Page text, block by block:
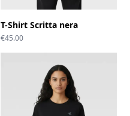
T-Shirt Scritta nera
€45.00